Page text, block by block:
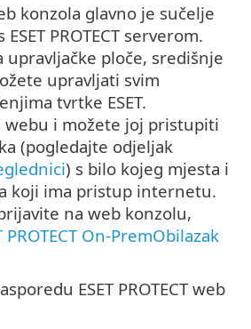
konzola glavno je sučelje
PROTECT serverom.
upravljačke ploče, središnje
upravljati svim
tvrtke ESET.
webu i možete joj pristupiti
(pogledajte odjeljak
) s bilo kojeg mjesta i
koji ima pristup internetu.
na web konzolu,
PROTECT On-PremObilazak
ESET PROTECT web